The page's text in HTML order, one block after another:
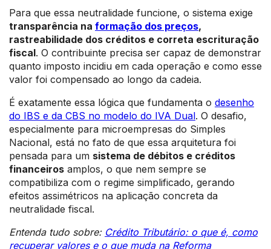
Para que essa neutralidade funcione, o sistema exige
transparência na formação dos preços,
rastreabilidade dos créditos e correta escrituração
fiscal. O contribuinte precisa ser capaz de demonstrar
quanto imposto incidiu em cada operação e como esse
valor foi compensado ao longo da cadeia.
É exatamente essa lógica que fundamenta o desenho
do IBS e da CBS no modelo do IVA Dual. O desafio,
especialmente para microempresas do Simples
Nacional, está no fato de que essa arquitetura foi
pensada para um sistema de débitos e créditos
financeiros amplos, o que nem sempre se
compatibiliza com o regime simplificado, gerando
efeitos assimétricos na aplicação concreta da
neutralidade fiscal.
Entenda tudo sobre: Crédito Tributário: o que é, como
recuperar valores e o que muda na Reforma